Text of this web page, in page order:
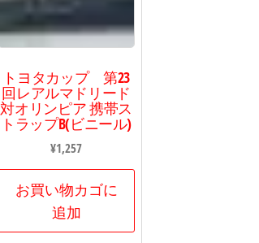
トヨタカップ 第23
回レアルマドリード
対オリンピア 携帯ス
トラップB(ビニール)
¥1,257
お買い物カゴに
追加